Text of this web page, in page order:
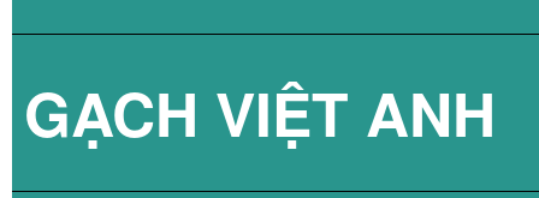
GẠCH THANH
GẠCH VÂN XI
GẠCH VIỆT ANH